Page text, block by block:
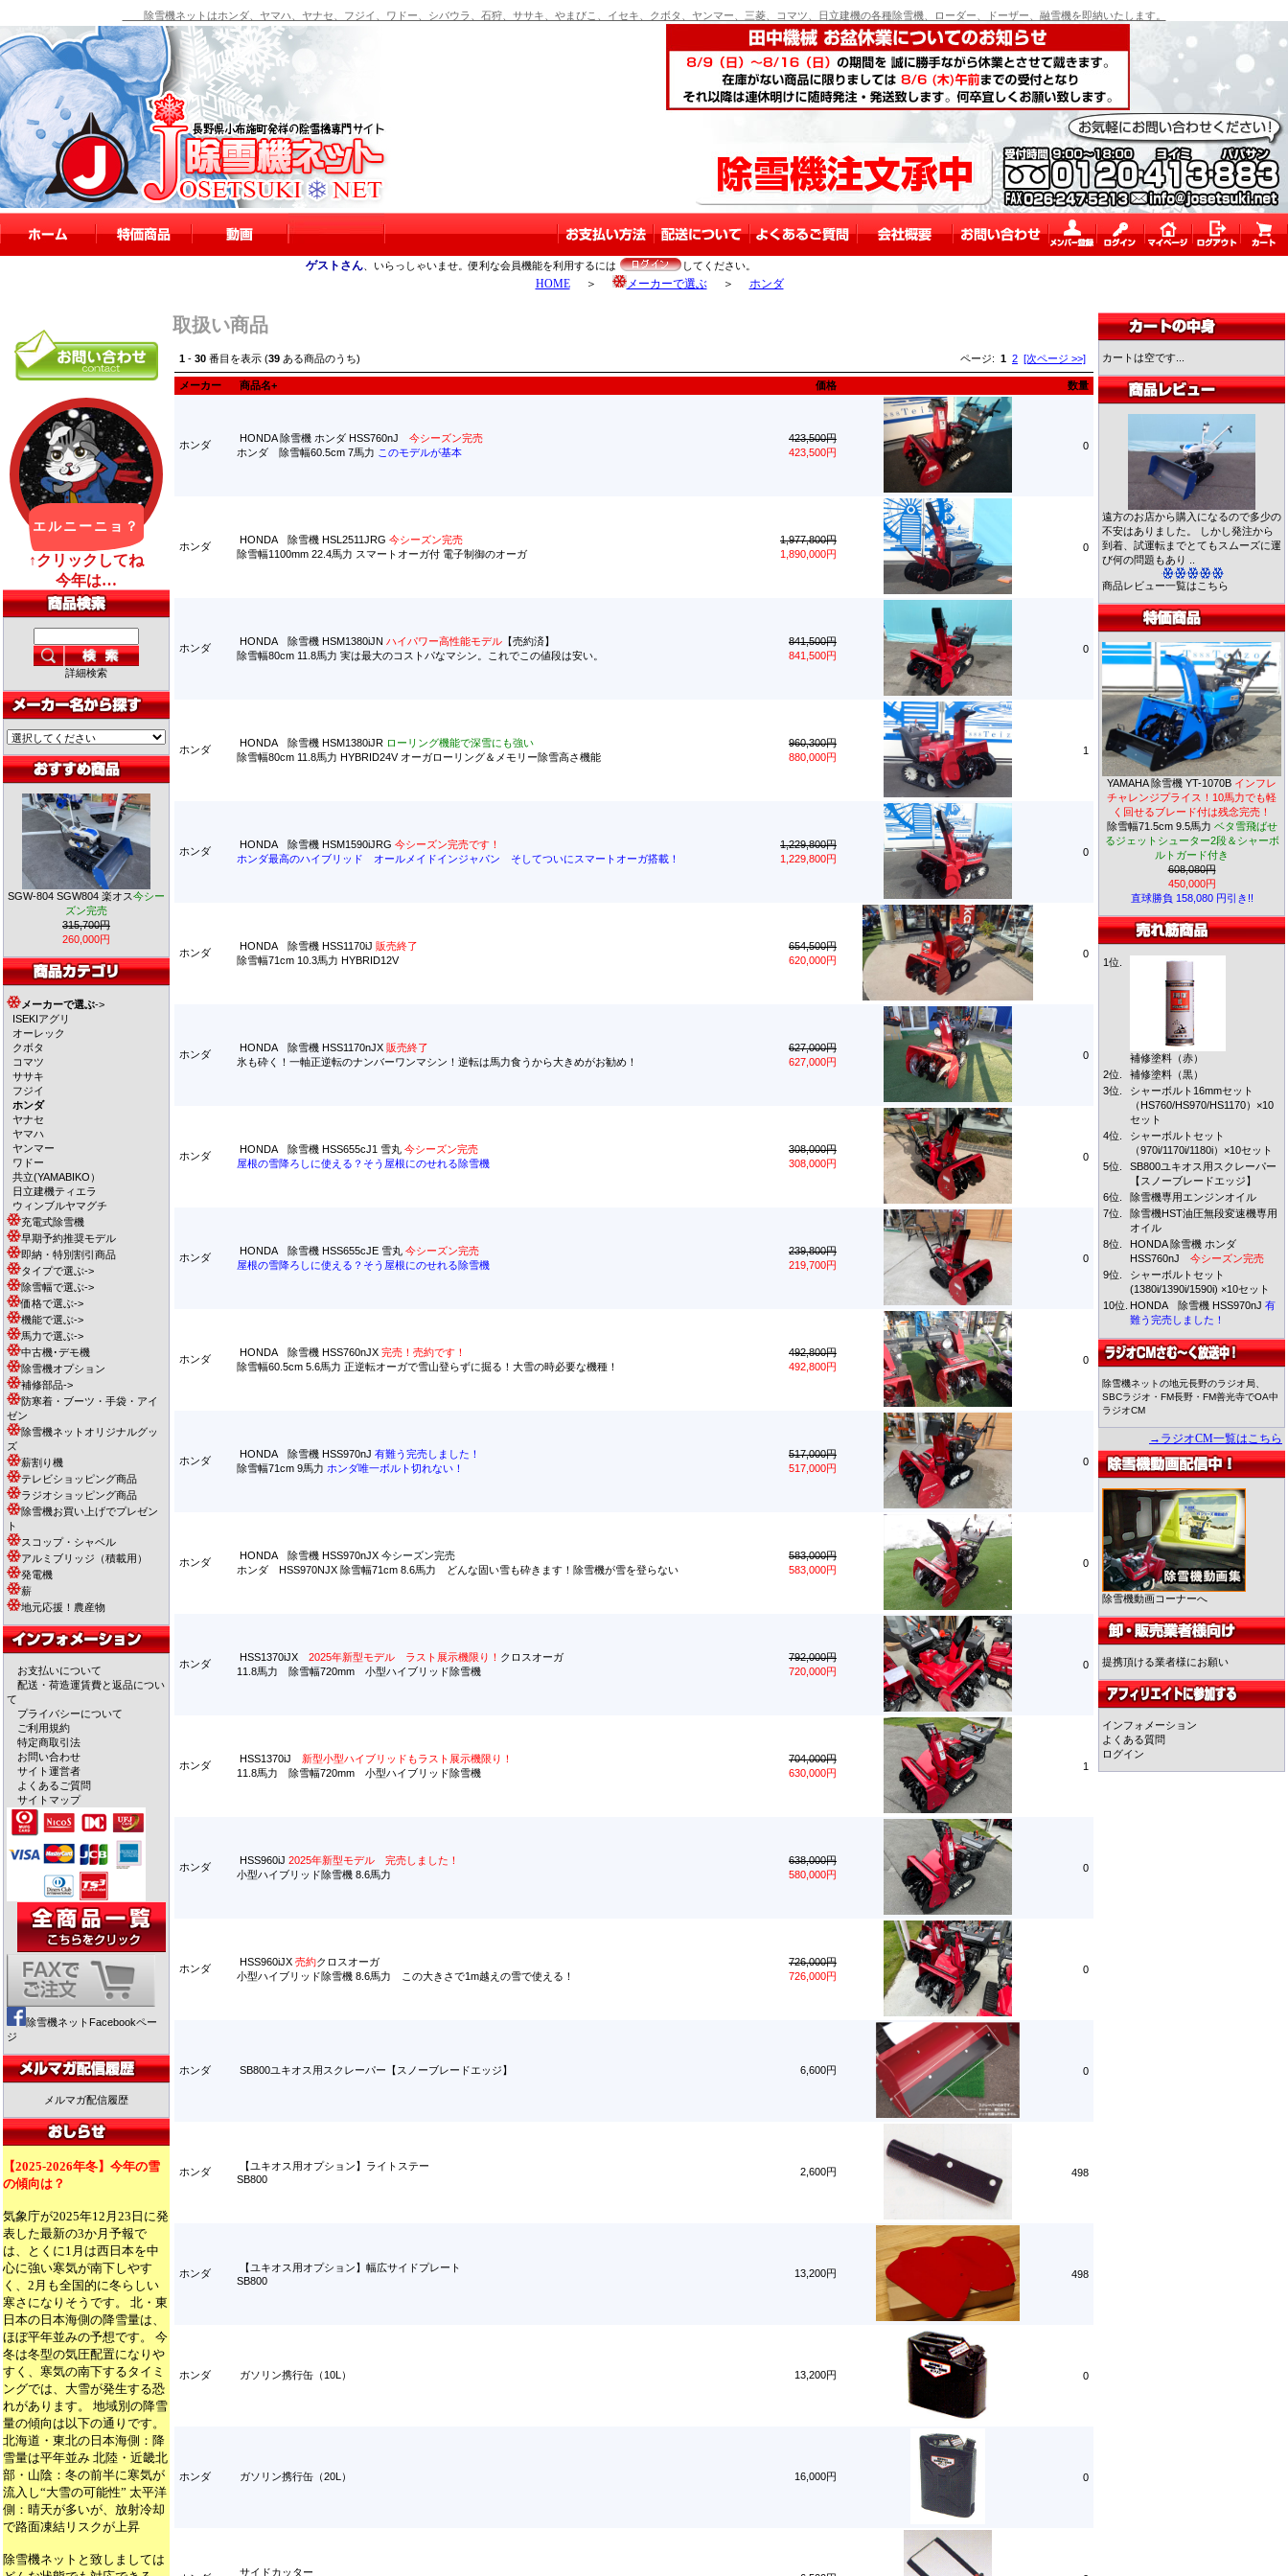
除雪機ネットはホンダ、ヤマハ、ヤナセ、フジイ、ワドー、シバウラ、石狩、ササキ、やまびこ、イセキ、クボタ、ヤンマー、三菱、コマツ、日立建機の各種除雪機、ローダー、ドーザー、融雪機を即納いたします。
ゲストさん 、いらっしゃいませ。便利な会員機能を利用するには してください。
HOME ＞ メーカーで選ぶ ＞ ホンダ
詳細検索
SGW-804 SGW804 楽オス今シー
ズン完売
315,700円
260,000円
メーカーで選ぶ->
ISEKIアグリ
オーレック
クボタ
コマツ
ササキ
フジイ
ホンダ
ヤナセ
ヤマハ
ヤンマー
ワドー
共立(YAMABIKO）
日立建機ティエラ
ウィンブルヤマグチ
充電式除雪機
早期予約推奨モデル
即納・特別割引商品
タイプで選ぶ->
除雪幅で選ぶ->
価格で選ぶ->
機能で選ぶ->
馬力で選ぶ->
中古機･デモ機
除雪機オプション
補修部品->
防寒着・ブーツ・手袋・アイ
ゼン
除雪機ネットオリジナルグッ
ズ
薪割り機
テレビショッピング商品
ラジオショッピング商品
除雪機お買い上げでプレゼン
ト
スコップ・シャベル
アルミブリッジ（積載用）
発電機
薪
地元応援！農産物
お支払いについて
配送・荷造運賃費と返品につい
て
プライバシーについて
ご利用規約
特定商取引法
お問い合わせ
サイト運営者
よくあるご質問
サイトマップ
除雪機ネットFacebookペー
ジ
メルマガ配信履歴
【2025-2026年冬】今年の雪
の傾向は？
気象庁が2025年12月23日に発
表した最新の3か月予報で
は、とくに1月は西日本を中
心に強い寒気が南下しやす
く、2月も全国的に冬らしい
寒さになりそうです。 北・東
日本の日本海側の降雪量は、
ほぼ平年並みの予想です。 今
冬は冬型の気圧配置になりや
すく、寒気の南下するタイミ
ングでは、大雪が発生する恐
れがあります。 地域別の降雪
量の傾向は以下の通りです。
北海道・東北の日本海側：降
雪量は平年並み 北陸・近畿北
部・山陰：冬の前半に寒気が
流入し“大雪の可能性” 太平洋
側：晴天が多いが、放射冷却
で路面凍結リスクが上昇
除雪機ネットと致しましては
取扱い商品
1 - 30 番目を表示 (39 ある商品のうち) ページ: 1 2 [次ページ >>]
メーカー 商品名+ 価格 数量
ホンダ
HONDA 除雪機 ホンダ HSS760nJ 今シーズン完売
ホンダ 除雪幅60.5cm 7馬力 このモデルが基本
423,500円
423,500円
0
ホンダ
HONDA 除雪機 HSL2511JRG 今シーズン完売
除雪幅1100mm 22.4馬力 スマートオーガ付 電子制御のオーガ
1,977,800円
1,890,000円
0
ホンダ
HONDA 除雪機 HSM1380iJN ハイパワー高性能モデル 【売約済】
除雪幅80cm 11.8馬力 実は最大のコストパなマシン。これでこの値段は安い。
841,500円
841,500円
0
ホンダ
HONDA 除雪機 HSM1380iJR ローリング機能で深雪にも強い
除雪幅80cm 11.8馬力 HYBRID24V オーガローリング＆メモリー除雪高さ機能
960,300円
880,000円
1
ホンダ
HONDA 除雪機 HSM1590iJRG 今シーズン完売です！
ホンダ最高のハイブリッド オールメイドインジャパン そしてついにスマートオーガ搭載！
1,229,800円
1,229,800円
0
ホンダ
HONDA 除雪機 HSS1170iJ 販売終了
除雪幅71cm 10.3馬力 HYBRID12V
654,500円
620,000円
0
ホンダ
HONDA 除雪機 HSS1170nJX 販売終了
氷も砕く！一軸正逆転のナンバーワンマシン！逆転は馬力食うから大きめがお勧め！
627,000円
627,000円
0
ホンダ
HONDA 除雪機 HSS655cJ1 雪丸 今シーズン完売
屋根の雪降ろしに使える？そう屋根にのせれる除雪機
308,000円
308,000円
0
ホンダ
HONDA 除雪機 HSS655cJE 雪丸 今シーズン完売
屋根の雪降ろしに使える？そう屋根にのせれる除雪機
239,800円
219,700円
0
ホンダ
HONDA 除雪機 HSS760nJX 完売！売約です！
除雪幅60.5cm 5.6馬力 正逆転オーガで雪山登らずに掘る！大雪の時必要な機種！
492,800円
492,800円
0
ホンダ
HONDA 除雪機 HSS970nJ 有難う完売しました！
除雪幅71cm 9馬力 ホンダ唯一ボルト切れない！
517,000円
517,000円
0
ホンダ
HONDA 除雪機 HSS970nJX 今シーズン完売
ホンダ HSS970NJX 除雪幅71cm 8.6馬力 どんな固い雪も砕きます！除雪機が雪を登らない
583,000円
583,000円
0
ホンダ
HSS1370iJX 2025年新型モデル ラスト展示機限り！ クロスオーガ
11.8馬力 除雪幅720mm 小型ハイブリッド除雪機
792,000円
720,000円
0
ホンダ
HSS1370iJ 新型小型ハイブリッドもラスト展示機限り！
11.8馬力 除雪幅720mm 小型ハイブリッド除雪機
704,000円
630,000円
1
ホンダ
HSS960iJ 2025年新型モデル 完売しました！
小型ハイブリッド除雪機 8.6馬力
638,000円
580,000円
0
ホンダ
HSS960iJX 売約クロスオーガ
小型ハイブリッド除雪機 8.6馬力 この大きさで1m越えの雪で使える！
726,000円
726,000円
0
ホンダ SB800ユキオス用スクレーパー【スノーブレードエッジ】 6,600円 0
ホンダ
【ユキオス用オプション】ライトステー
SB800
2,600円 498
ホンダ
【ユキオス用オプション】幅広サイドプレート
SB800
13,200円 498
ホンダ ガソリン携行缶（10L） 13,200円 0
ホンダ ガソリン携行缶（20L） 16,000円 0
サイドカッター
カートは空です...
遠方のお店から購入になるので多少の
不安はありました。 しかし発注から
到着、試運転までとてもスムーズに運
び何の問題もあり ..
商品レビュー一覧はこちら
YAMAHA 除雪機 YT-1070B インフレ
チャレンジプライス！10馬力でも軽
く回せるブレード付は残念完売！
除雪幅71.5cm 9.5馬力 ベタ雪飛ばせ
るジェットシューター2段＆シャーボ
ルトガード付き
608,080円
450,000円
直球勝負 158,080 円引き!!
1位.
補修塗料（赤）
2位.
補修塗料（黒）
3位.
シャーボルト16mmセット
（HS760/HS970/HS1170）×10
セット
4位.
シャーボルトセット
（970i/1170i/1180i）×10セット
5位.
SB800ユキオス用スクレーパー
【スノーブレードエッジ】
6位.
除雪機専用エンジンオイル
7位.
除雪機HST油圧無段変速機専用
オイル
8位.
HONDA 除雪機 ホンダ
HSS760nJ 今シーズン完売
9位.
シャーボルトセット
(1380i/1390i/1590i) ×10セット
10位. HONDA 除雪機 HSS970nJ 有
難う完売しました！
除雪機ネットの地元長野のラジオ局、
SBCラジオ・FM長野・FM善光寺でOA中
ラジオCM
→ラジオCM一覧はこちら
除雪機動画コーナーへ
提携頂ける業者様にお願い
インフォメーション
よくある質問
ログイン